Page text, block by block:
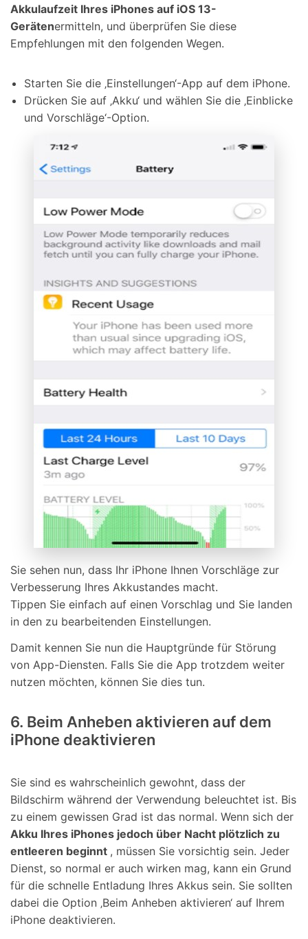
Akkulaufzeit Ihres iPhones auf iOS 13-
Gerätenermitteln, und überprüfen Sie diese
Empfehlungen mit den folgenden Wegen.
Starten Sie die ‚Einstellungen‘-App auf dem iPhone.
Drücken Sie auf ‚Akku‘ und wählen Sie die ‚Einblicke
und Vorschläge‘-Option.
Sie sehen nun, dass Ihr iPhone Ihnen Vorschläge zur
Verbesserung Ihres Akkustandes macht.
Tippen Sie einfach auf einen Vorschlag und Sie landen
in den zu bearbeitenden Einstellungen.
Damit kennen Sie nun die Hauptgründe für Störung
von App-Diensten. Falls Sie die App trotzdem weiter
nutzen möchten, können Sie dies tun.
6. Beim Anheben aktivieren auf dem
iPhone deaktivieren
Sie sind es wahrscheinlich gewohnt, dass der
Bildschirm während der Verwendung beleuchtet ist. Bis
zu einem gewissen Grad ist das normal. Wenn sich der
Akku Ihres iPhones jedoch über Nacht plötzlich zu
entleeren beginnt , müssen Sie vorsichtig sein. Jeder
Dienst, so normal er auch wirken mag, kann ein Grund
für die schnelle Entladung Ihres Akkus sein. Sie sollten
dabei die Option ‚Beim Anheben aktivieren‘ auf Ihrem
iPhone deaktivieren.